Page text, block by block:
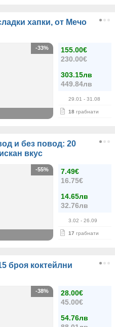
хапки, от Мечо
155.00€
230.00€
303.15лв
449.84лв
29.01 - 31.08
18 грабнати
-33%
и без повод: 20
вкус
7.49€
16.75€
14.65лв
32.76лв
3.02 - 26.09
17 грабнати
-55%
броя коктейлни
28.00€
45.00€
54.76лв
-38%